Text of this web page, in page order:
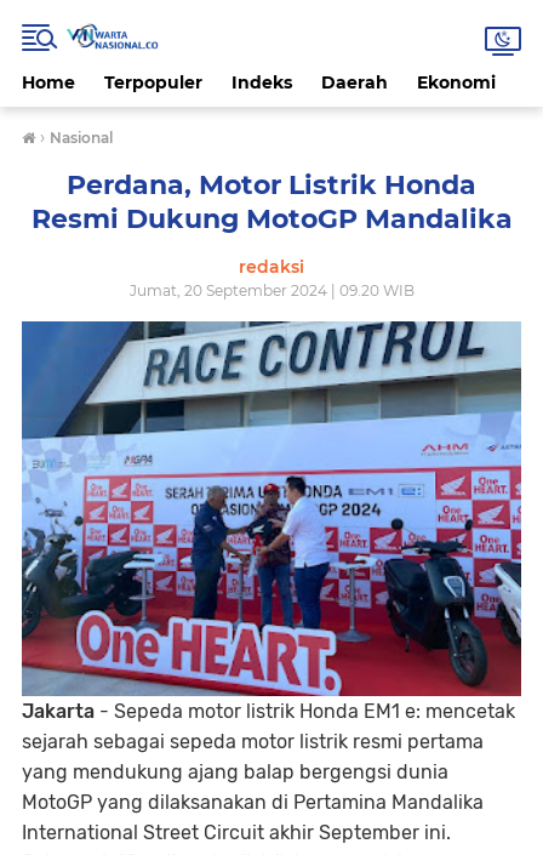
Home Terpopuler Indeks Daerah Ekonomi
› Nasional
Perdana, Motor Listrik Honda
Resmi Dukung MotoGP Mandalika
redaksi
Jumat, 20 September 2024 | 09.20 WIB
Jakarta - Sepeda motor listrik Honda EM1 e: mencetak
sejarah sebagai sepeda motor listrik resmi pertama
yang mendukung ajang balap bergengsi dunia
MotoGP yang dilaksanakan di Pertamina Mandalika
International Street Circuit akhir September ini.